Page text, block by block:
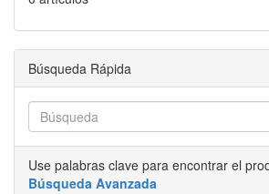
Búsqueda Rápida
Use palabras clave para encontrar el
Búsqueda Avanzada